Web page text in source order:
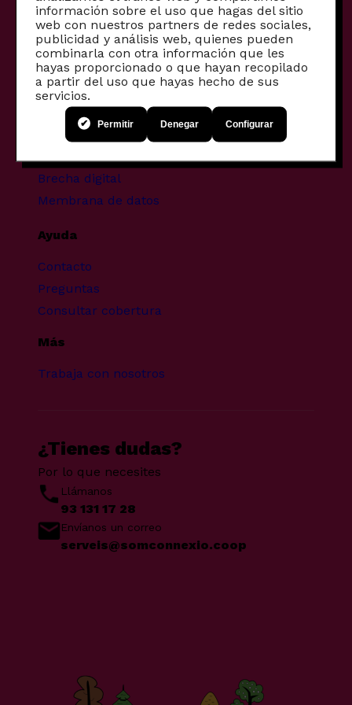
información sobre el uso que hagas del sitio
web con nuestros partners de redes sociales,
publicidad y análisis web, quienes pueden
combinarla con otra información que les
hayas proporcionado o que hayan recopilado
a partir del uso que hayas hecho de sus
servicios.
Permitir Denegar Configurar
Otros productos
Productos para empresas
Fibra comunitaria
Móviles reacondicionados
Proyectos transformadores
Brecha digital
Membrana de datos
Ayuda
Contacto
Preguntas
Consultar cobertura
Más
Trabaja con nosotros
¿Tienes dudas?
Por lo que necesites
Llámanos
93 131 17 28
Envíanos un correo
serveis@somconnexio.coop